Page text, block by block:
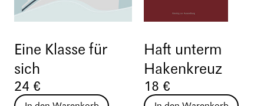
Eine Klasse für
sich
24 €
Haft unterm
Hakenkreuz
18 €